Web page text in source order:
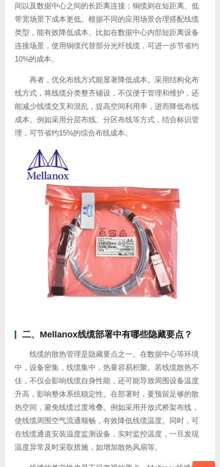
间以及数据中心之间的长距离连接；铜缆则在短距离、低
带宽场景下成本更低。根据不同的应用场景合理搭配线缆
类型，能有效降低成本。比如在数据中心内部短距离设备
连接场景，使用铜缆代替部分光纤线缆，可进一步节省约
10%的成本。
再者，优化布线方式能显著降低成本。采用结构化布
线方式，将线缆分类整齐铺设，不仅便于管理和维护，还
能减少线缆交叉和混乱，提高空间利用率，进而降低布线
成本。例如采用分层布线、分区布线等方式，结合标识管
理，可节省约15%的综合布线成本。
二、Mellanox线缆部署中有哪些隐藏要点？
线缆的散热管理是隐藏要点之一。在数据中心等环境
中，设备密集，线缆集中，热量容易积聚。若线缆散热不
佳，不仅会影响线缆自身性能，还可能导致周围设备温度
升高，影响整体系统稳定性。在部署时，要预留足够的散
热空间，避免线缆过度堆叠。例如采用开放式桥架布线，
使线缆周围空气流通顺畅，有效降低线缆温度。同时，可
在线缆通道安装温度监测设备，实时监控温度，一旦发现
温度异常及时采取措施，如增加散热风扇等。